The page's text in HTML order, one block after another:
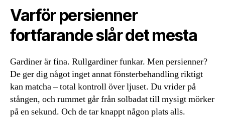
Varför persienner
fortfarande slår det mesta
Gardiner är fina. Rullgardiner funkar. Men persienner?
De ger dig något inget annat fönsterbehandling riktigt
kan matcha – total kontroll över ljuset. Du vrider på
stången, och rummet går från solbadat till mysigt mörker
på en sekund. Och de tar knappt någon plats alls.